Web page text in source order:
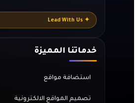
✦ Lead With Us
خدماتنا المميزة
استضافة مواقع
تصميم المواقع الالكترونية